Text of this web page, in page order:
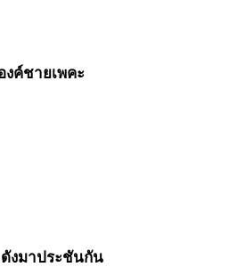
งค์ชายเพคะ
ดังมาประชันกัน